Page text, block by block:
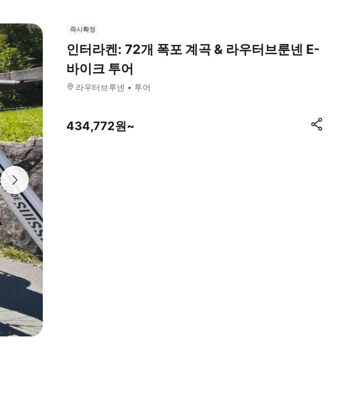
즉시확정
인터라켄: 72개 폭포 계곡 & 라우터브룬넨 E-
바이크 투어
라우터브루넨 투어
434,772원~